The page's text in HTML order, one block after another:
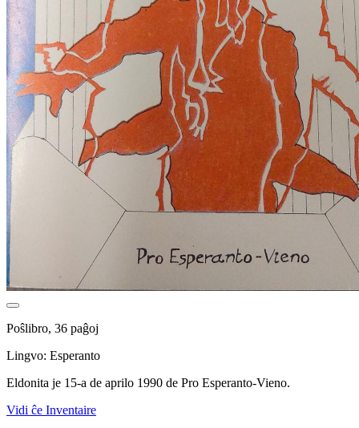
Poŝlibro, 36 paĝoj
Lingvo: Esperanto
Eldonita je 15-a de aprilo 1990 de Pro Esperanto-Vieno.
Vidi ĉe Inventaire